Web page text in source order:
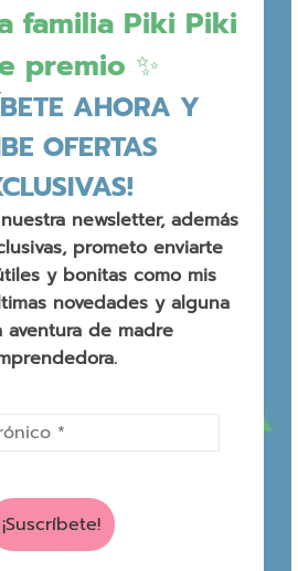
familia Piki Piki
premio ✨
AHORA Y
OFERTAS
newsletter, además
prometo enviarte
y bonitas como mis
novedades y alguna
aventura de madre